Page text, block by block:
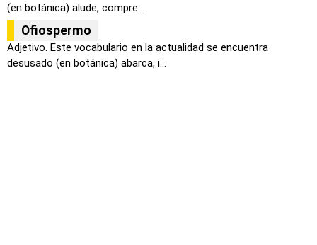
(en botánica) alude, compre...
Ofiospermo
Adjetivo. Este vocabulario en la actualidad se encuentra
desusado (en botánica) abarca, i...